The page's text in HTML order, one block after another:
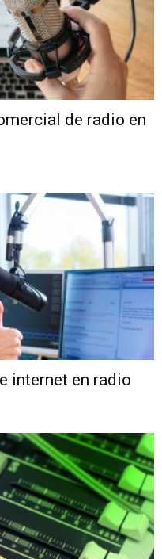
de radio en
internet en radio